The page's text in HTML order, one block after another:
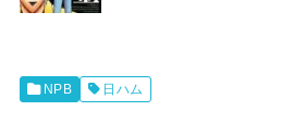
NPB 日ハム